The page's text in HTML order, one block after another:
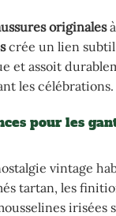
originales
crée un lien
et assoit
les célébrations.
pour les
vintage
tartan, les
irisées